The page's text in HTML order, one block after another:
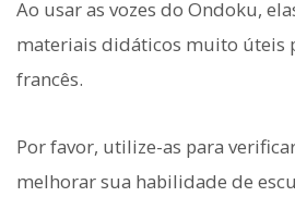
Ao usar as vozes do Ondoku,
materiais didáticos muito úteis
francês.
Por favor, utilize-as para
melhorar sua habilidade de